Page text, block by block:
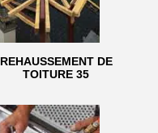
REHAUSSEMENT DE
TOITURE 35